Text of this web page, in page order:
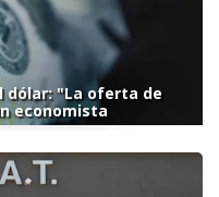
dólar: "La oferta de
economista